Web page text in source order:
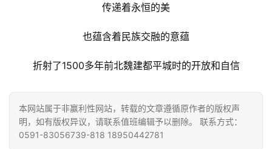
传递着永恒的美
也蕴含着民族交融的意蕴
折射了1500多年前北魏建都平城时的开放和自信
本网站属于非赢利性网站，转载的文章遵循原作者的版权声
明，如有版权异议，请联系值班编辑予以删除。 联系方式：
0591-83056739-818 18950442781